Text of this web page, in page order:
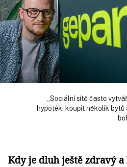
„Sociální sítě často
hypoték, koupit několik
Kdy je dluh ještě zdravý